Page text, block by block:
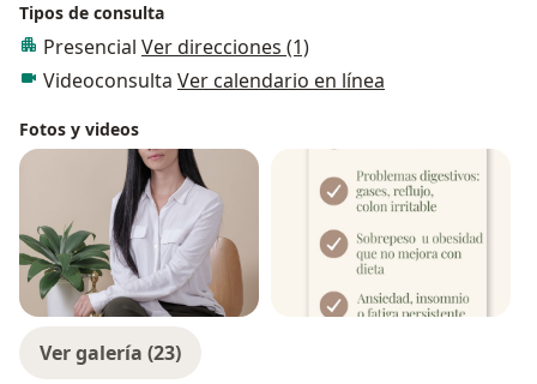
Tipos de consulta
Presencial Ver direcciones (1)
Videoconsulta Ver calendario en línea
Fotos y videos
Ver galería (23)